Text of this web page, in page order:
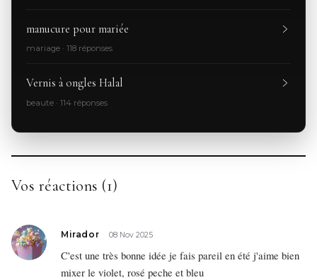
manucure pour mariée
mariage · 118 réponses
Vernis à ongles Halal
beaute · 114 réponses
Vos réactions (1)
Mirador 08 Nov 2025
C'est une très bonne idée je fais pareil en été j'aime bien
mixer le violet, rosé peche et bleu